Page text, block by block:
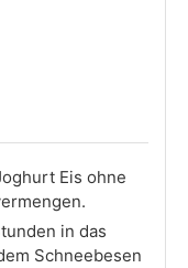
Eis ohne
in das
Schneebesen